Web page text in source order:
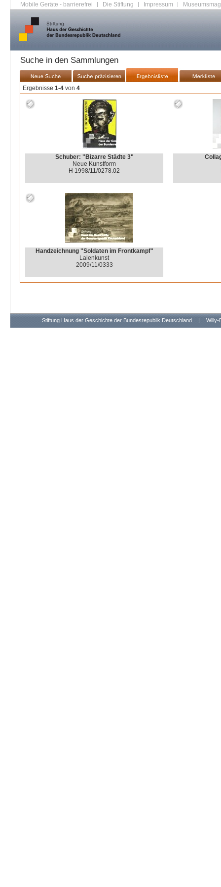
Mobile Geräte - barrierefrei | Die Stiftung | Impressum |
Suche in den Sammlungen
Ergebnisse 1-4 von 4
Schuber: "Bizarre Städte 3"
Neue Kunstform
H 1998/11/0278.02
Handzeichnung "Soldaten im Frontkampf"
Laienkunst
2009/11/0333
Stiftung Haus der Geschichte der Bundesrepublik Deutschland | Willy-